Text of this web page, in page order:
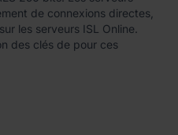
de connexions directes,
les serveurs ISL Online.
des clés de pour ces